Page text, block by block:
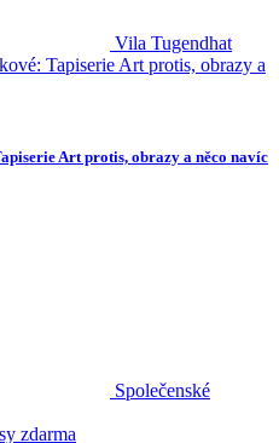
Vila Tugendhat
Art protis, obrazy a něco navíc
Společenské